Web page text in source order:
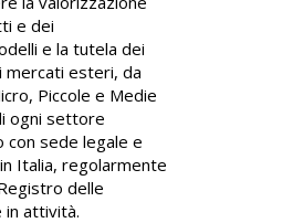
e dei
e la tutela dei
mercati esteri, da
Piccole e Medie
ogni settore
con sede legale e
Italia, regolarmente
delle
in attività.